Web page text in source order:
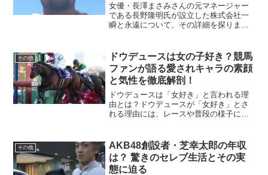
女優・長澤まさみさんの元マネージャー
である長野隆明氏が設立した株式会社一
瞬と永遠について、その詳細を探りま
杉並区和田2丁目37番7号に設立された法
人です。法人番...
その他
ドウデュースは女の子好き？競馬
ファンが語る愛されキャラの素顔
と気性を徹底解剖！
ドウデュースは「女好き」と言われる理
由とは？ドウデュースが「女好き」とさ
れる理由には、レースや普段の様子にそ
なそぶりを見せることで有名です。ファ
ンの間でも「牝馬が好きで...
その他
AKB48創設者・芝幸太郎の年収
は？ 驚きのセレブ生活とその実
態に迫る